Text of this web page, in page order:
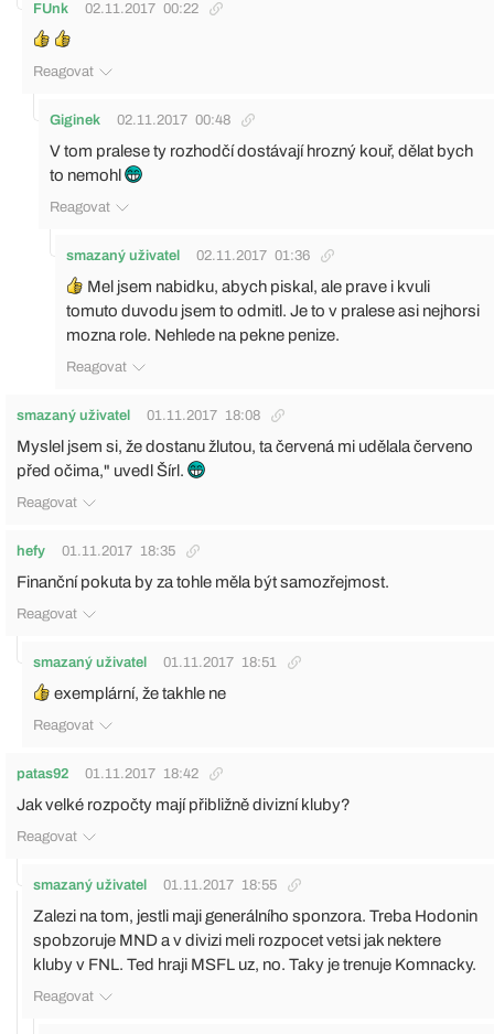
FUnk 02.11.2017 00:22
Reagovat
Giginek 02.11.2017 00:48
V tom pralese ty rozhodčí dostávají hrozný kouř, dělat bych
to nemohl
Reagovat
smazaný uživatel 02.11.2017 01:36
Mel jsem nabidku, abych piskal, ale prave i kvuli
tomuto duvodu jsem to odmitl. Je to v pralese asi nejhorsi
mozna role. Nehlede na pekne penize.
Reagovat
smazaný uživatel 01.11.2017 18:08
Myslel jsem si, že dostanu žlutou, ta červená mi udělala červeno
před očima," uvedl Šírl.
Reagovat
hefy 01.11.2017 18:35
Finanční pokuta by za tohle měla být samozřejmost.
Reagovat
smazaný uživatel 01.11.2017 18:51
exemplární, že takhle ne
Reagovat
patas92 01.11.2017 18:42
Jak velké rozpočty mají přibližně divizní kluby?
Reagovat
smazaný uživatel 01.11.2017 18:55
Zalezi na tom, jestli maji generálního sponzora. Treba Hodonin
spobzoruje MND a v divizi meli rozpocet vetsi jak nektere
kluby v FNL. Ted hraji MSFL uz, no. Taky je trenuje Komnacky.
Reagovat